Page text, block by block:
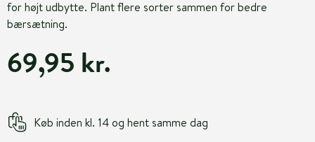
for højt udbytte. Plant flere sorter sammen for bedre
bærsætning.
69,95 kr.
Køb inden kl. 14 og hent samme dag